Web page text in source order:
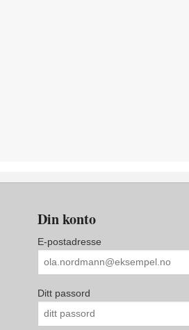
Din konto
E-postadresse
Ditt passord